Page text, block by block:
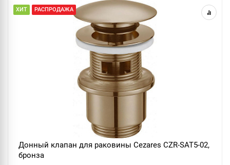
ХИТ РАСПРОДАЖА
Донный клапан для раковины Cezares CZR-SAT5-02,
бронза